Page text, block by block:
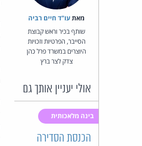
מאת‏עו"ד חיים רביה
שותף בכיר וראש קבוצת
הסייבר, הפרטיות וזכויות
היוצרים במשרד פרל כהן
צדק לצר ברץ
אולי יעניין אותך גם
בינה מלאכותית
הכנסת הסדירה